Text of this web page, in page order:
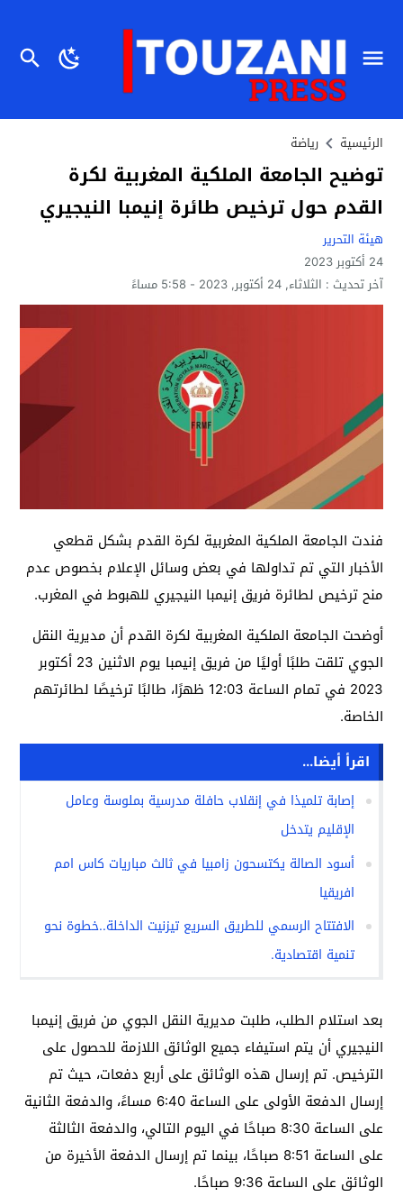
الرئيسية رياضة
توضيح الجامعة الملكية المغربية لكرة
القدم حول ترخيص طائرة إنيمبا النيجيري
هيئة التحرير
24 أكتوبر 2023
آخر تحديث : الثلاثاء, 24 أكتوبر, 2023 - 5:58 مساءً
فندت الجامعة الملكية المغربية لكرة القدم بشكل قطعي
الأخبار التي تم تداولها في بعض وسائل الإعلام بخصوص عدم
منح ترخيص لطائرة فريق إنيمبا النيجيري للهبوط في المغرب.
أوضحت الجامعة الملكية المغربية لكرة القدم أن مديرية النقل
الجوي تلقت طلبًا أوليًا من فريق إنيمبا يوم الاثنين 23 أكتوبر
2023 في تمام الساعة 12:03 ظهرًا، طالبًا ترخيصًا لطائرتهم
الخاصة.
اقرأ أيضا...
إصابة تلميذا في إنقلاب حافلة مدرسية بملوسة وعامل
الإقليم يتدخل
أسود الصالة يكتسحون زامبيا في ثالث مباريات كاس امم
افريقيا
الافتتاح الرسمي للطريق السريع تيزنيت الداخلة..خطوة نحو
تنمية اقتصادية.
بعد استلام الطلب، طلبت مديرية النقل الجوي من فريق إنيمبا
النيجيري أن يتم استيفاء جميع الوثائق اللازمة للحصول على
الترخيص. تم إرسال هذه الوثائق على أربع دفعات، حيث تم
إرسال الدفعة الأولى على الساعة 6:40 مساءً، والدفعة الثانية
على الساعة 8:30 صباحًا في اليوم التالي، والدفعة الثالثة
على الساعة 8:51 صباحًا، بينما تم إرسال الدفعة الأخيرة من
الوثائق على الساعة 9:36 صباحًا.